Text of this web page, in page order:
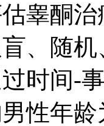
睾酮
、随
时间-
性年